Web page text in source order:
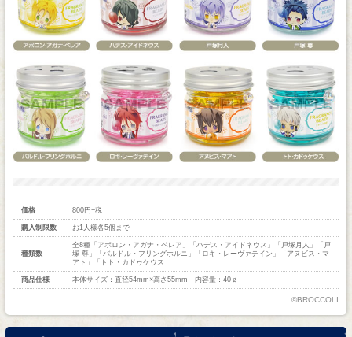
価格 800円+税
購入制限数 お1人様各5個まで
種類数
全8種「アポロン・アガナ・ベレア」「ハデス・アイドネウス」「戸塚月人」「戸
塚 尊」「バルドル・フリングホルニ」「ロキ・レーヴァテイン」「アヌビス・マ
アト」「トト・カドゥケウス」
商品仕様 本体サイズ：直径54mm×高さ55mm 内容量：40ｇ
©BROCCOLI